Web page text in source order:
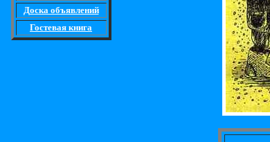
Доска объявлений
Гостевая книга